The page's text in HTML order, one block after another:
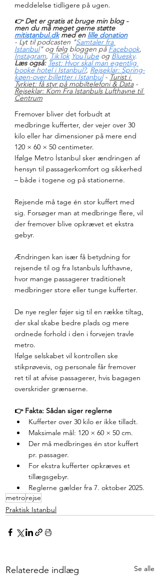
meddelelse tidligere på ugen.
👉 Det er gratis at bruge min blog -
men du må meget gerne støtte
mitistanbul.dk med en lille donation
- Lyt til podcasten "Samtaler fra
Istanbul" og følg bloggen på Facebook,
Instagram, TikTok YouTube og Bluesky.
Læs også: Test: Hvor skal man egentlig
booke hotel i Istanbul?, Rejseklar: Spring-
køen-over billetter i Istanbul - Turist i
Tyrkiet: få styr på mobiltelefoni & Data -
Rejseklar: Kom Fra Istanbuls Lufthavne til
Centrum
Fremover bliver det forbudt at
medbringe kufferter, der vejer over 30
kilo eller har dimensioner på mere end
120 × 60 × 50 centimeter.
Ifølge Metro İstanbul sker ændringen af
hensyn til passagerkomfort og sikkerhed
– både i togene og på stationerne.
Rejsende må tage én stor kuffert med
sig. Forsøger man at medbringe flere, vil
der fremover blive opkrævet et ekstra
gebyr.
Ændringen kan især få betydning for
rejsende til og fra Istanbuls lufthavne,
hvor mange passagerer traditionelt
medbringer store eller tunge kufferter.
De nye regler føjer sig til en række tiltag,
der skal skabe bedre plads og mere
ordnede forhold i den i forvejen travle
metro.
Ifølge selskabet vil kontrollen ske
stikprøvevis, og personale får fremover
ret til at afvise passagerer, hvis bagagen
overskrider grænserne.
👉 Fakta: Sådan siger reglerne
Kufferter over 30 kilo er ikke tilladt.
Maksimale mål: 120 × 60 × 50 cm.
Der må medbringes én stor kuffert
pr. passager.
For ekstra kufferter opkræves et
tillægsgebyr.
Reglerne gælder fra 7. oktober 2025.
metrorejse
Praktisk Istanbul
Relaterede indlæg Se alle